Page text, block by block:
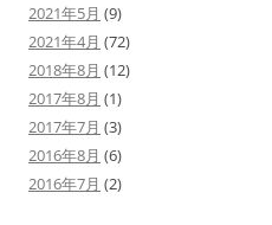
2021年5月 (9)
2021年4月 (72)
2018年8月 (12)
2017年8月 (1)
2017年7月 (3)
2016年8月 (6)
2016年7月 (2)